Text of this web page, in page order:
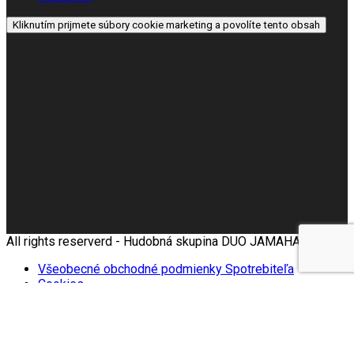
Kliknutím prijmete súbory cookie marketing a povolíte tento obsah
All rights reserverd - Hudobná skupina DUO JAMAHA |
Všeobecné obchodné podmienky Spotrebiteľa
Cookies